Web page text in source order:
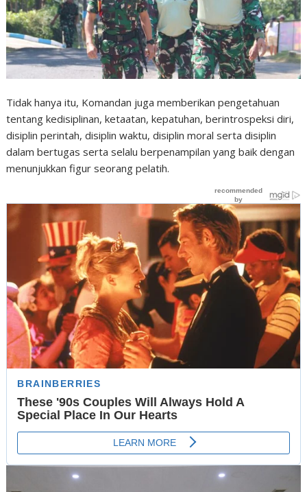
Tidak hanya itu, Komandan juga memberikan pengetahuan
tentang kedisiplinan, ketaatan, kepatuhan, berintrospeksi diri,
disiplin perintah, disiplin waktu, disiplin moral serta disiplin
dalam bertugas serta selalu berpenampilan yang baik dengan
menunjukkan figur seorang pelatih.